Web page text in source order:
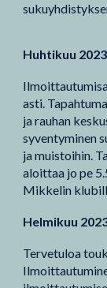
Huhtikuu 2023
asti.
ja rauhan
syventyminen
ja muistoihin.
aloittaa jo pe
Mikkelin
Helmikuu
Tervetuloa